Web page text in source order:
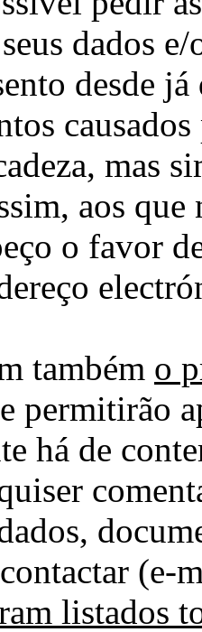
dados
desde
mas
aos
o favor
também o
permitirão
há de
(e-
listados